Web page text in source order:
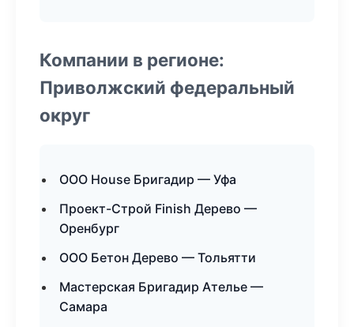
Компании в регионе:
Приволжский федеральный
округ
ООО House Бригадир — Уфа
Проект-Строй Finish Дерево —
Оренбург
ООО Бетон Дерево — Тольятти
Мастерская Бригадир Ателье —
Самара